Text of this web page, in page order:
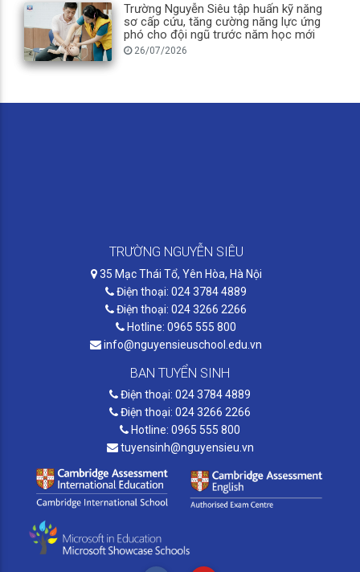
Trường Nguyễn Siêu tập huấn kỹ năng
sơ cấp cứu, tăng cường năng lực ứng
phó cho đội ngũ trước năm học mới
26/07/2026
TRƯỜNG NGUYỄN SIÊU
35 Mạc Thái Tổ, Yên Hòa, Hà Nội
Điện thoại: 024 3784 4889
Điện thoại: 024 3266 2266
Hotline: 0965 555 800
info@nguyensieuschool.edu.vn
BAN TUYỂN SINH
Điện thoại: 024 3784 4889
Điện thoại: 024 3266 2266
Hotline: 0965 555 800
tuyensinh@nguyensieu.vn